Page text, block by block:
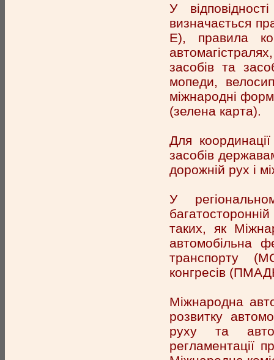
У
визначається
Е), правила
засобів та
мопеди,
міжнародні
(зелена карта).
Для
засобів
дорожній рух і
У
таких, як
автомобільна
транспорту
конгресів
Міжнародна
розвитку
руху та
регламентації